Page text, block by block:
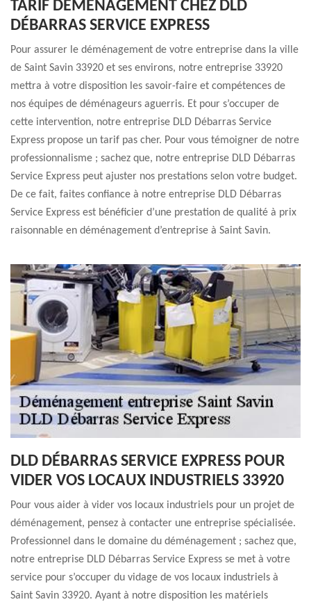
TARIF DÉMÉNAGEMENT CHEZ DLD
DÉBARRAS SERVICE EXPRESS
Pour assurer le déménagement de votre entreprise dans la ville
de Saint Savin 33920 et ses environs, notre entreprise 33920
mettra à votre disposition les savoir-faire et compétences de
nos équipes de déménageurs aguerris. Et pour s’occuper de
cette intervention, notre entreprise DLD Débarras Service
Express propose un tarif pas cher. Pour vous témoigner de notre
professionnalisme ; sachez que, notre entreprise DLD Débarras
Service Express peut ajuster nos prestations selon votre budget.
De ce fait, faites confiance à notre entreprise DLD Débarras
Service Express est bénéficier d’une prestation de qualité à prix
raisonnable en déménagement d’entreprise à Saint Savin.
DLD DÉBARRAS SERVICE EXPRESS POUR
VIDER VOS LOCAUX INDUSTRIELS 33920
Pour vous aider à vider vos locaux industriels pour un projet de
déménagement, pensez à contacter une entreprise spécialisée.
Professionnel dans le domaine du déménagement ; sachez que,
notre entreprise DLD Débarras Service Express se met à votre
service pour s’occuper du vidage de vos locaux industriels à
Saint Savin 33920. Ayant à notre disposition les matériels